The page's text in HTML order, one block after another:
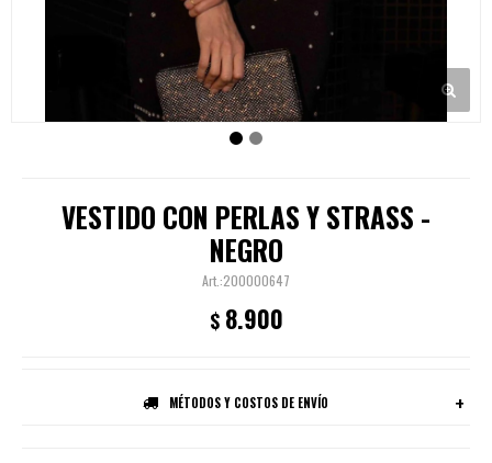
VESTIDO CON PERLAS Y STRASS -
NEGRO
200000647
$ 8.900
MÉTODOS Y COSTOS DE ENVÍO